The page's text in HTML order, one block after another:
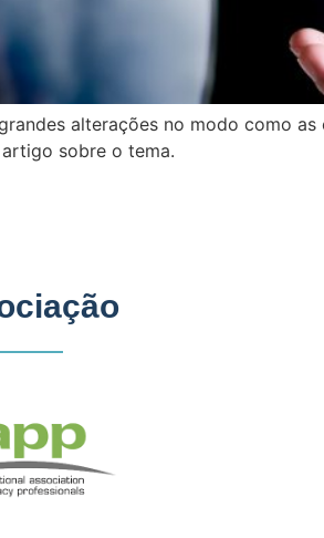
alterações no modo como
sobre o tema.